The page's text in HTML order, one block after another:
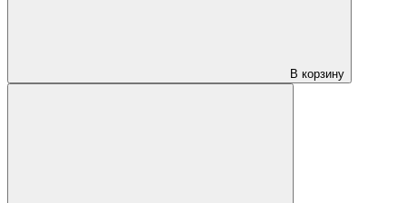
В корзину